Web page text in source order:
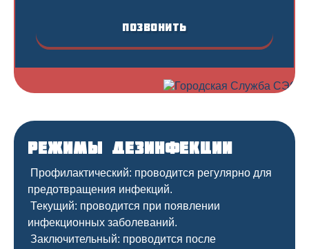
Позвонить
Режимы дезинфекции
Профилактический: проводится регулярно для
предотвращения инфекций.
Текущий: проводится при появлении
инфекционных заболеваний.
Заключительный: проводится после